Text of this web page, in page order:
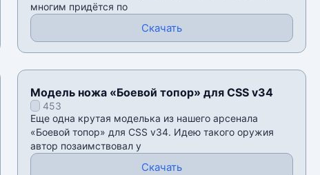
многим придëтся по
Скачать
Модель ножа «Боевой топор» для CSS v34
453
Еще одна крутая моделька из нашего арсенала
«Боевой топор» для CSS v34. Идею такого оружия
автор позаимствовал у
Скачать